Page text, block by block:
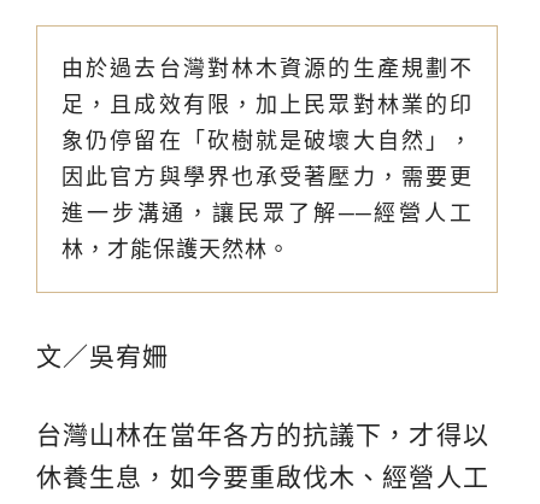
由於過去台灣對林木資源的生產規劃不
足，且成效有限，加上民眾對林業的印
象仍停留在「砍樹就是破壞大自然」，
因此官方與學界也承受著壓力，需要更
進一步溝通，讓民眾了解──經營人工
林，才能保護天然林。
文／吳宥姍
台灣山林在當年各方的抗議下，才得以
休養生息，如今要重啟伐木、經營人工